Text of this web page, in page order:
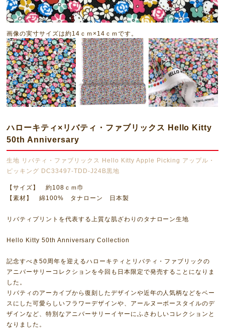
画像の実寸サイズは約14ｃｍ×14ｃｍです。
ハローキティ×リバティ・ファブリックス Hello Kitty
50th Anniversary
生地 リバティ・ファブリックス Hello Kitty Apple Picking アップル・
ピッキング DC33497-TDD-J24B黒地
【サイズ】 約108ｃｍ巾
【素材】 綿100% タナローン 日本製
リバティプリントを代表する上質な肌ざわりのタナローン生地
Hello Kitty 50th Anniversary Collection
記念すべき50周年を迎えるハローキティとリバティ・ファブリックの
アニバーサリーコレクションを今回も日本限定で発売することになりま
した。
リバティのアーカイブから復刻したデザインや近年の人気柄などをベー
スにした可愛らしいフラワーデザインや、アールヌーボースタイルのデ
ザインなど、特別なアニバーサリーイヤーにふさわしいコレクションと
なりました。